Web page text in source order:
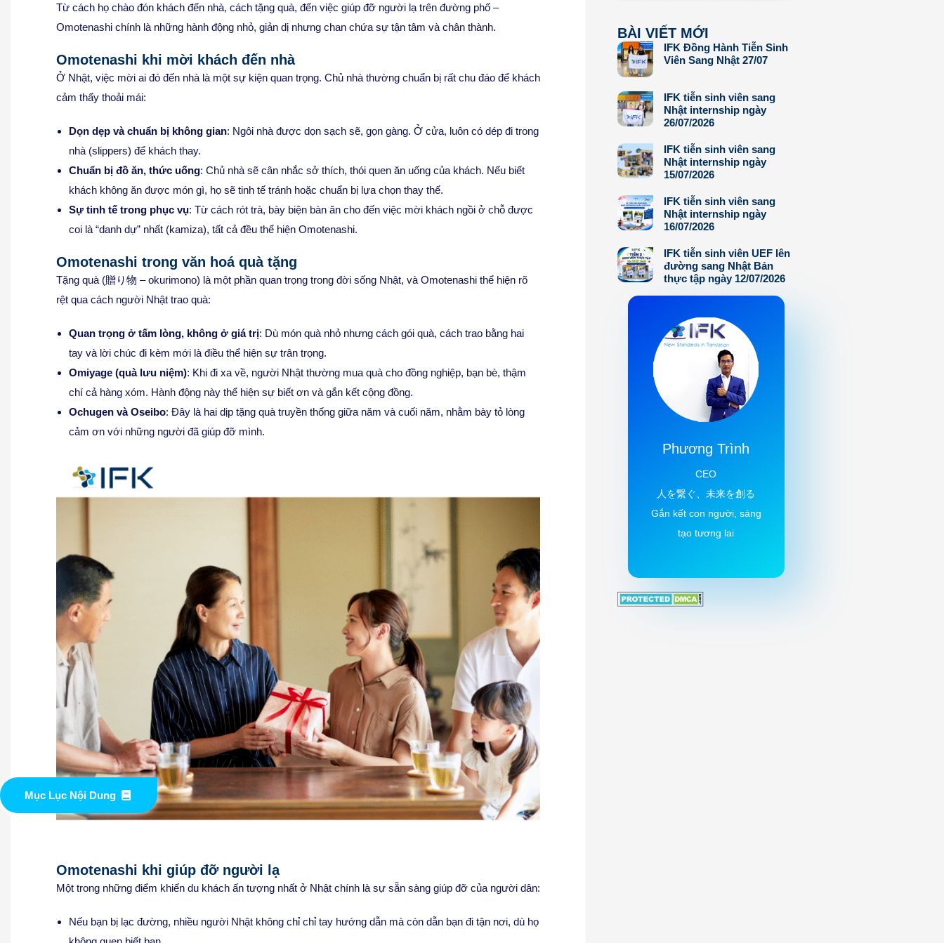
Từ cách họ chào đón khách đến nhà, cách tặng quà, đến việc giúp đỡ người lạ trên đường phố –
Omotenashi chính là những hành động nhỏ, giản dị nhưng chan chứa sự tận tâm và chân thành.
Omotenashi khi mời khách đến nhà
Ở Nhật, việc mời ai đó đến nhà là một sự kiện quan trọng. Chủ nhà thường chuẩn bị rất chu đáo để khách
cảm thấy thoải mái:
Dọn dẹp và chuẩn bị không gian: Ngôi nhà được dọn sạch sẽ, gọn gàng. Ở cửa, luôn có dép đi trong
nhà (slippers) để khách thay.
Chuẩn bị đồ ăn, thức uống: Chủ nhà sẽ cân nhắc sở thích, thói quen ăn uống của khách. Nếu biết
khách không ăn được món gì, họ sẽ tinh tế tránh hoặc chuẩn bị lựa chọn thay thế.
Sự tinh tế trong phục vụ: Từ cách rót trà, bày biện bàn ăn cho đến việc mời khách ngồi ở chỗ được
coi là “danh dự” nhất (kamiza), tất cả đều thể hiện Omotenashi.
Omotenashi trong văn hoá quà tặng
Tặng quà (贈り物 – okurimono) là một phần quan trọng trong đời sống Nhật, và Omotenashi thể hiện rõ
rệt qua cách người Nhật trao quà:
Quan trọng ở tấm lòng, không ở giá trị: Dù món quà nhỏ nhưng cách gói quà, cách trao bằng hai
tay và lời chúc đi kèm mới là điều thể hiện sự trân trọng.
Omiyage (quà lưu niệm): Khi đi xa về, người Nhật thường mua quà cho đồng nghiệp, bạn bè, thậm
chí cả hàng xóm. Hành động này thể hiện sự biết ơn và gắn kết cộng đồng.
Ochugen và Oseibo: Đây là hai dịp tặng quà truyền thống giữa năm và cuối năm, nhằm bày tỏ lòng
cảm ơn với những người đã giúp đỡ mình.
Omotenashi khi giúp đỡ người lạ
Một trong những điểm khiến du khách ấn tượng nhất ở Nhật chính là sự sẵn sàng giúp đỡ của người dân:
Nếu bạn bị lạc đường, nhiều người Nhật không chỉ chỉ tay hướng dẫn mà còn dẫn bạn đi tận nơi, dù họ
BÀI VIẾT MỚI
IFK Đồng Hành Tiễn Sinh
Viên Sang Nhật 27/07
IFK tiễn sinh viên sang
Nhật internship ngày
26/07/2026
IFK tiễn sinh viên sang
Nhật internship ngày
15/07/2026
IFK tiễn sinh viên sang
Nhật internship ngày
16/07/2026
IFK tiễn sinh viên UEF lên
đường sang Nhật Bản
thực tập ngày 12/07/2026
Phương Trình
CEO
人を繋ぐ、未来を創る
Gắn kết con người, sáng
tạo tương lai
Mục Lục Nội Dung